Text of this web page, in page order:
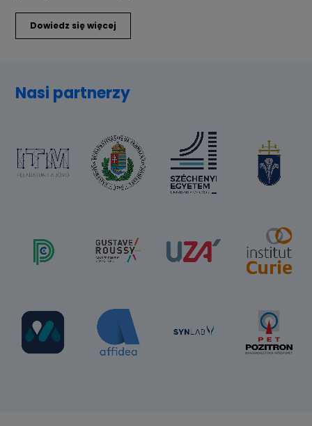
Dowiedz się więcej
Nasi partnerzy